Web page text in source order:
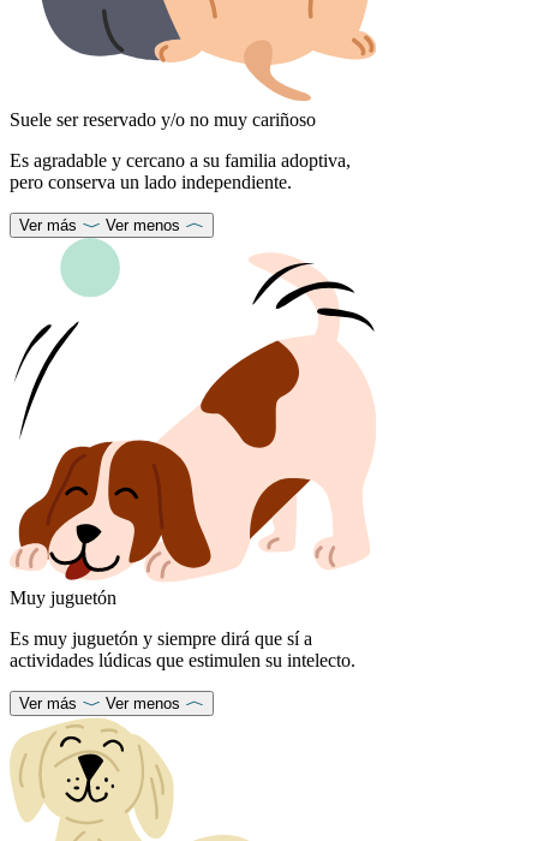
Suele ser reservado y/o no muy cariñoso
Es agradable y cercano a su familia adoptiva,
pero conserva un lado independiente.
Ver más Ver menos
Muy juguetón
Es muy juguetón y siempre dirá que sí a
actividades lúdicas que estimulen su intelecto.
Ver más Ver menos